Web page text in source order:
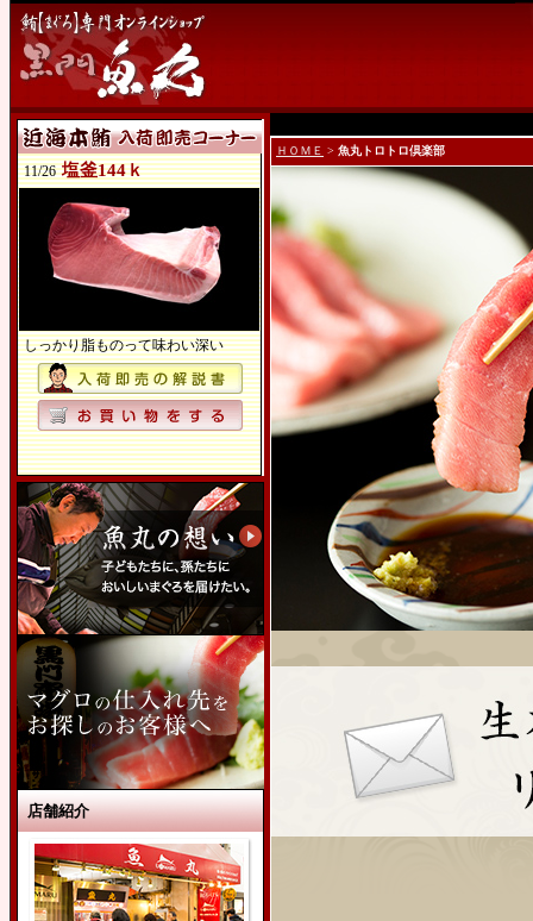
11/26 塩釜144ｋ
しっかり脂ものって味わい深い
店舗紹介
ＨＯＭＥ > 魚丸トロトロ倶楽部